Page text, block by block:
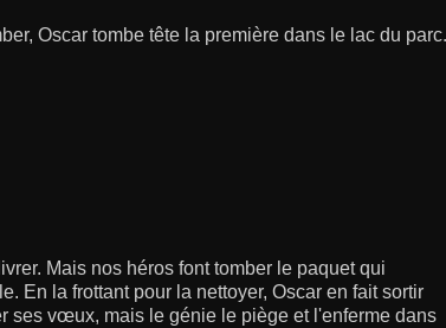
Oscar tombe tête la première dans le lac du parc.
Mais nos héros font tomber le paquet qui
En la frottant pour la nettoyer, Oscar en fait sortir
ses vœux, mais le génie le piège et l'enferme dans